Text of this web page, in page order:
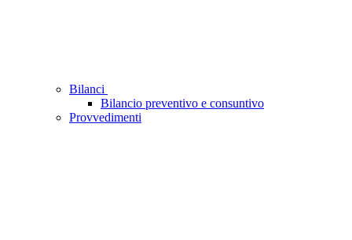
Bilanci
Bilancio preventivo e consuntivo
Provvedimenti